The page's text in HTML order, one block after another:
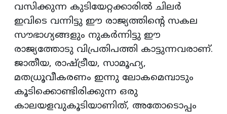
വസിക്കുന്ന കുടിയേറ്റക്കാരില്‍ ചിലര്‍
ഇവിടെ വന്നിട്ടു ഈ രാജ്യത്തിന്റെ സകല
സൗഭാഗ്യങ്ങളും നുകര്‍ന്നിട്ടു ഈ
രാജ്യത്തോടു വിപ്രതിപത്തി കാട്ടുന്നവരാണ്.
ജാതീയ, രാഷ്ട്രീയ, സാമൂഹ്യ,
മതധ്രൂവീകരണം ഇന്നു ലോകമെമ്പാടും
കൂടിക്കൊണ്ടിരിക്കുന്ന ഒരു
കാലയളവുകൂടിയാണിത്, അതോടൊപ്പം